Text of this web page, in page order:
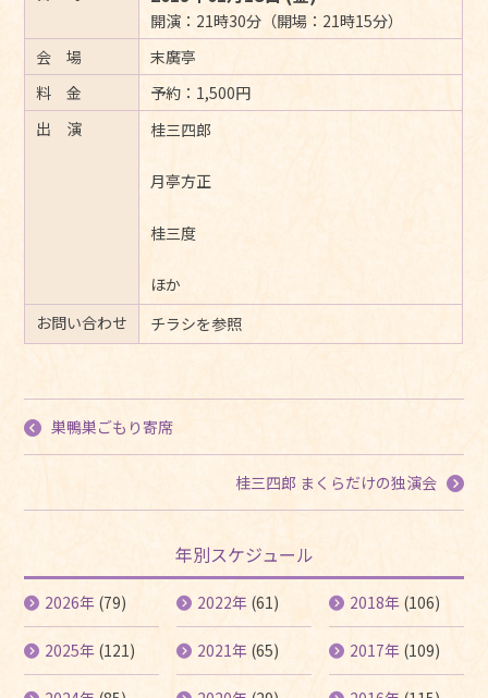
開演：21時30分（開場：21時15分）
会 場
末廣亭
料 金
予約：1,500円
出 演
桂三四郎
月亭方正
桂三度
ほか
お問い合わせ
チラシを参照
巣鴨巣ごもり寄席
桂三四郎 まくらだけの独演会
年別スケジュール
2026年 (79)
2025年 (121)
2022年 (61)
2021年 (65)
2018年(106)
2017年(109)